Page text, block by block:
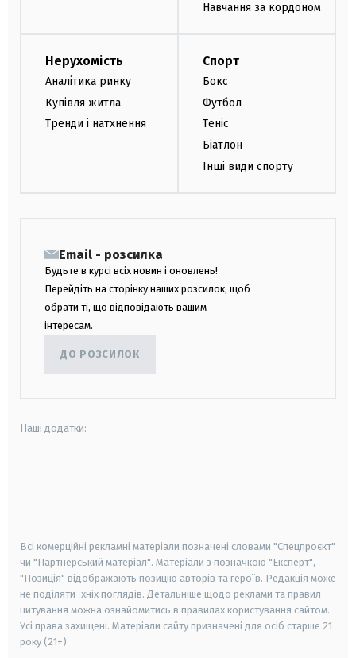
Навчання за кордоном
Нерухомість
Аналітика ринку
Купівля житла
Тренди і натхнення
Спорт
Бокс
Футбол
Теніс
Біатлон
Інші види спорту
Email - розсилка
Будьте в курсі всіх новин і оновлень!
Перейдіть на сторінку наших розсилок, щоб
обрати ті, що відповідають вашим
інтересам.
ДО РОЗСИЛОК
Наші додатки:
Всі комерційні рекламні матеріали позначені словами "Спецпроєкт"
чи "Партнерський матеріал". Матеріали з позначкою "Експерт",
"Позиція" відображають позицію авторів та героїв. Редакція може
не поділяти їхніх поглядів. Детальніше щодо реклами та правил
цитування можна ознайомитись в правилах користування сайтом.
Усі права захищені. Матеріали сайту призначені для осіб старше 21
року (21+)